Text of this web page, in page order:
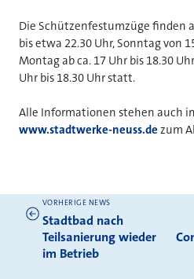
Die Schützenfestumzüge finden
bis etwa 22.30 Uhr, Sonntag von
Montag ab ca. 17 Uhr bis 18.30
Uhr bis 18.30 Uhr statt.
Alle Informationen stehen auch
www.stadtwerke-neuss.de zum
Weitere News
VORHERIGE NEWS
Stadtbad nach
Teilsanierung wieder
im Betrieb